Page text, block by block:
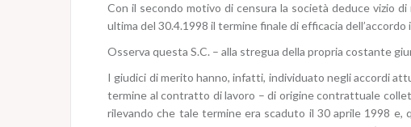
Con il secondo motivo di censura la società deduce vizio
ultima del 30.4.1998 il termine finale di efficacia
Osserva questa S.C. – alla stregua della propria costante
I giudici di merito hanno, infatti, individuato negli accordi
termine al contratto di lavoro – di origine contrattuale
rilevando che tale termine era scaduto il 30 aprile 1998 e,